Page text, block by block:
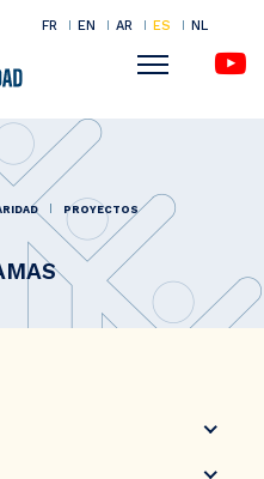
FR EN AR ES NL
Menu
PROYECTOS